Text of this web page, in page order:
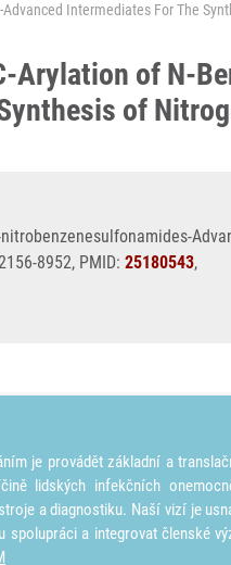
Intermediates For The
Arylation of N-
of
8952, PMID: 25180543,
je provádět základní a
lidských infekčních
a diagnostiku. Naší vizí je
spolupráci a integrovat členské